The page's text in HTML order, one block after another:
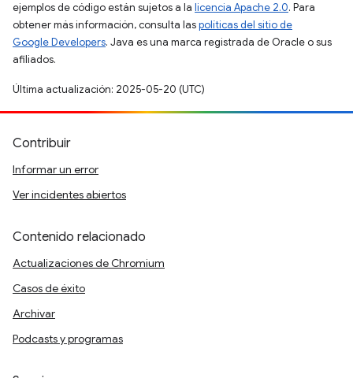
ejemplos de código están sujetos a la licencia Apache 2.0. Para
obtener más información, consulta laspolíticas del sitio de
Google Developers. Java es una marca registrada de Oracle o sus
afiliados.
Última actualización: 2025-05-20 (UTC)
Contribuir
Informar un error
Ver incidentes abiertos
Contenido relacionado
Actualizaciones de Chromium
Casos de éxito
Archivar
Podcasts y programas